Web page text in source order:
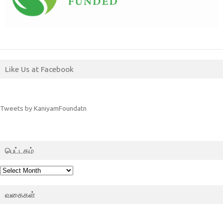
Like Us at Facebook
Tweets by KaniyamFoundatn
பெட்டகம்
பெட்டகம்
வகைகள்